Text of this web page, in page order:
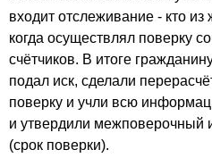
входит отслеживание - кто из
когда осуществлял поверку
счётчиков. В итоге
подал иск, сделали
поверку и учли всю
и утвердили межповерочный
(срок поверки).